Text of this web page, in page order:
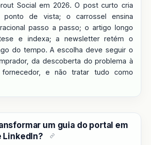
Social em 2026. O post curto cria
ponto de vista; o carrossel ensina
passo a passo; o artigo longo
e indexa; a newsletter retém o
do tempo. A escolha deve seguir o
da descoberta do problema à
e não tratar tudo como
um guia do portal em
LinkedIn?